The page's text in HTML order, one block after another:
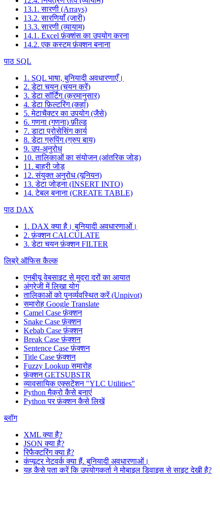
13.1. सारणी (Arrays)
13.2. सारणियाँ (जारी)
13.3. सारणी (व्यायाम)
14.1. Excel फ़ंक्शंस का उपयोग करना
14.2. एक कस्टम फ़ंक्शन बनाना
पाठ SQL
1. SQL भाषा, बुनियादी अवधारणाएँ।
2. डेटा चयन (चयन करें)
3. डेटा सॉर्टिंग (क्रमानुसार)
4. डेटा फ़िल्टरिंग (कहां)
5. मेटाचैक्टर का उपयोग (जैसे)
6. गणना (गणना) फ़ील्ड
7. डाटा प्रोसेसिंग कार्य
8. डेटा ग्रुपिंग (ग्रुप बाय)
9. उप-अनुरोध
10. तालिकाओं का संयोजन (आंतरिक जोड़)
11. बाहरी जोड़
12. संयुक्त अनुरोध (यूनियन)
13. डेटा जोड़ना (INSERT INTO)
14. टेबल बनाना (CREATE TABLE)
पाठ DAX
1. DAX क्या है। बुनियादी अवधारणाओं।
2. फ़ंक्शन CALCULATE
3. डेटा चयन फ़ंक्शन FILTER
लिब्रे ऑफिस कैल्क
एनबीयू वेबसाइट से मुद्रा दरों का आयात
अंग्रेजी में लिखा योग
तालिकाओं को पुनर्व्यवस्थित करें (Unpivot)
समारोह Google Translate
Camel Case फ़ंक्शन
Snake Case फ़ंक्शन
Kebab Case फ़ंक्शन
Break Case फ़ंक्शन
Sentence Case फ़ंक्शन
Title Case फ़ंक्शन
Fuzzy Lookupसमारोह
फ़ंक्शन GETSUBSTR
व्यावसायिक एक्सटेंशन "YLC Utilities"
Python मैक्रो कैसे बनाएं
Python पर फ़ंक्शन कैसे लिखें
ब्लॉग
XML क्या है?
JSON क्या है?
रिफैक्टरिंग क्या है?
कंप्यूटर नेटवर्क क्या हैं. बुनियादी अवधारणाओं।
यह कैसे पता करें कि उपयोगकर्ता ने मोबाइल डिवाइस से साइट देखी है?